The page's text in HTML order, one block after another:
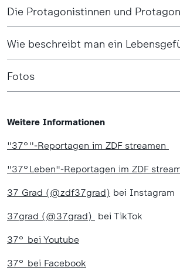
Die Protagonistinnen und
Wie beschreibt man ein
Fotos
Weitere Informationen
"37°"-Reportagen im ZDF streamen
"37°Leben"-Reportagen im ZDF
37 Grad (@zdf37grad) bei Instagram
37grad (@37grad) bei TikTok
37° bei Youtube
37° bei Facebook